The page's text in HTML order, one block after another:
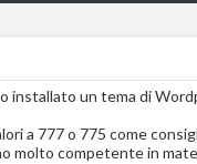
installato un tema di
a 777 o 775 come
molto competente in